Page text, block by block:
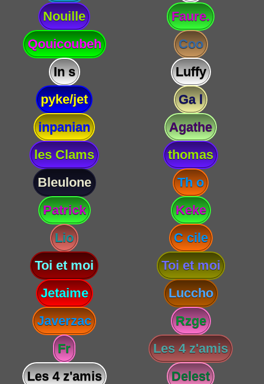
Nouille
Faure.
Qouicoubeh
Coo
In s
Luffy
pyke/jet
Ga l
inpanian
Agathe
les Clams
thomas
Bleulone
Th o
Patrick
Keke
Lio
C cile
Toi et moi
Toi et moi
Jetaime
Luccho
Javerzac
Rzge
Fr
Les 4 z'amis
Les 4 z'amis
Delest